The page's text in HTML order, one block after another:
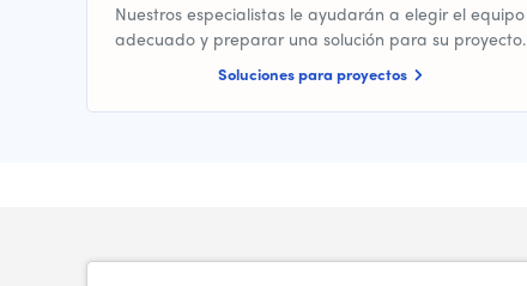
Nuestros especialistas le ayudarán a elegir el equipo
adecuado y preparar una solución para su proyecto.
Soluciones para proyectos